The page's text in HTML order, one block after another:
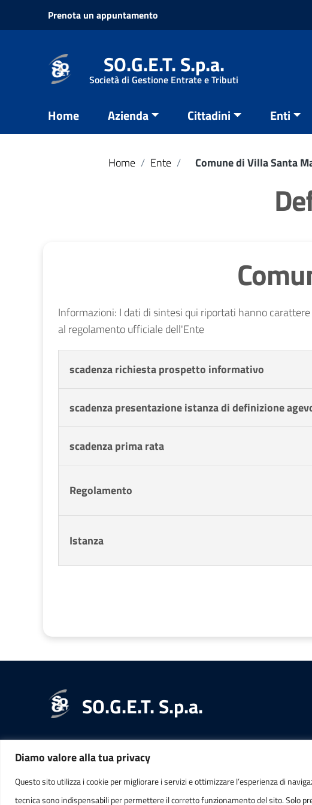
Diamo valore alla tua privacy
Questo sito utilizza i cookie per migliorare i servizi e ottimizzare l’esperienza di
tecnica sono indispensabili per permettere il corretto funzionamento del sito. Solo
Vai ai contenuti
Vai al menu di navigazione
Prenota un appuntamento
SO.G.E.T. S.p.a.
Società di Gestione Entrate e Tributi
Home Azienda Cittadini Enti
Home / Ente / Comune di Villa Santa
Informazioni: I dati di sintesi qui riportati hanno
al regolamento ufficiale dell'Ente
scadenza richiesta prospetto informativo
scadenza presentazione istanza di definizione
scadenza prima rata
Regolamento
Istanza
SO.G.E.T. S.p.a.